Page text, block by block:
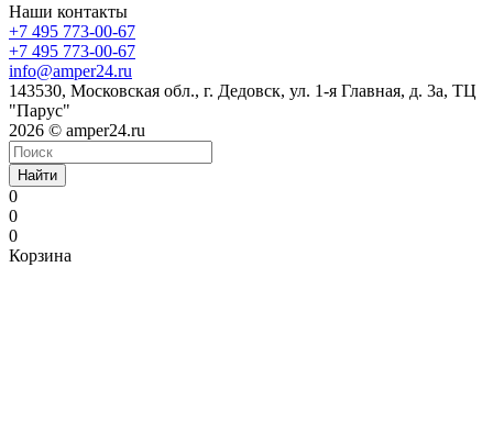
Наши контакты
+7 495 773-00-67
+7 495 773-00-67
info@amper24.ru
143530, Московская обл., г. Дедовск, ул. 1-я Главная, д. 3а, ТЦ
"Парус"
2026 © amper24.ru
Найти
0
0
0
Корзина